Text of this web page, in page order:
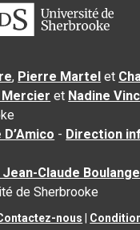
, Pierre Martel et
Mercier et Nadine
- Direction
Claude
de Sherbrooke
nous